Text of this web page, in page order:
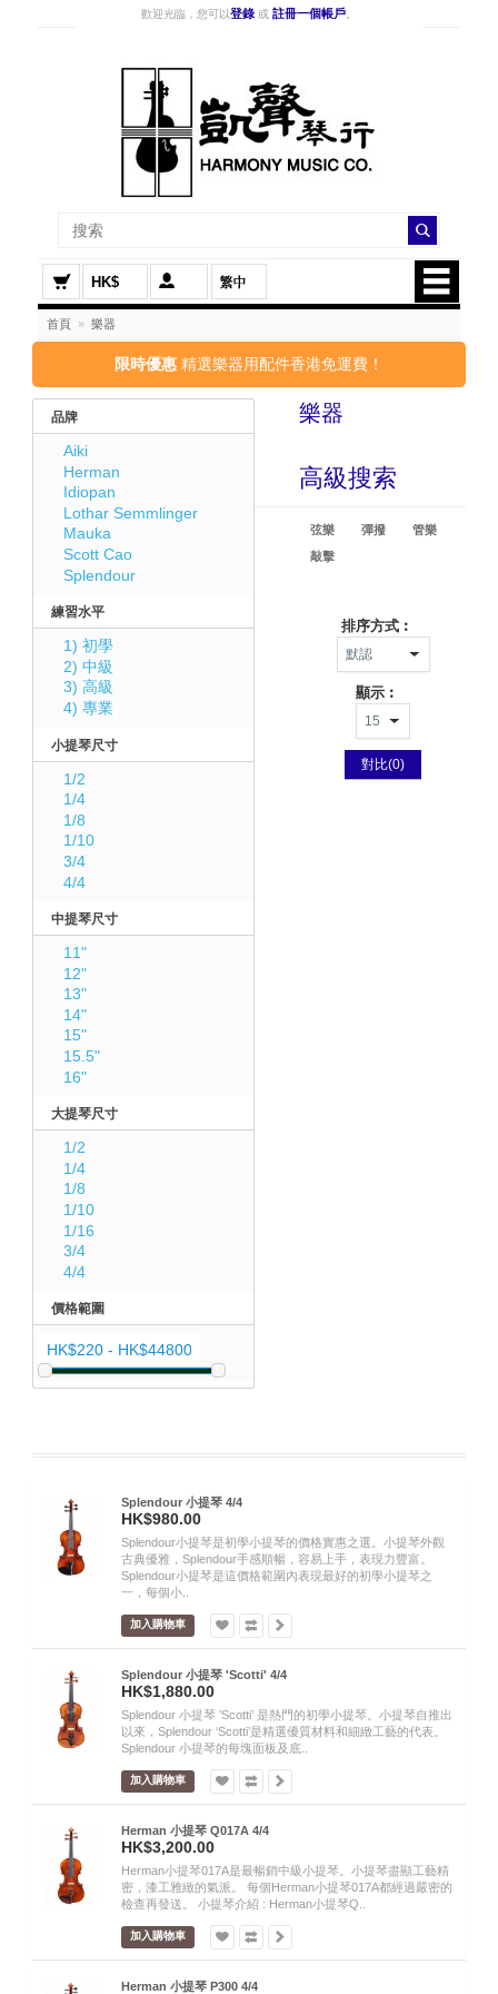
歡迎光臨，您可以登錄 或 註冊一個帳戶
HK$
首頁 » 樂器
限時優惠 精選樂器用配件香港免運費！
品牌
Aiki
Herman
Idiopan
Lothar Semmlinger
Mauka
Scott Cao
Splendour
練習水平
1) 初學
2) 中級
3) 高級
4) 專業
小提琴尺寸
1/2
1/4
1/8
1/10
3/4
4/4
中提琴尺寸
11"
12"
13"
14"
15"
15.5"
16"
大提琴尺寸
1/2
1/4
1/8
1/10
1/16
3/4
4/4
價格範圍
樂器
高級搜索
弦樂 彈撥
管樂
敲擊
排序方式︰
顯示︰
對比(0)
Splendour 小提琴 4/4
HK$980.00
Splendour小提琴是初學小提琴的價格實惠之選。小提琴外觀
古典優雅，Splendour手感順暢，容易上手，表現力豐富。
Splendour小提琴是這價格範圍內表現最好的初學小提琴之
一，每個小..
加入購物車
Splendour 小提琴 'Scotti' 4/4
HK$1,880.00
Splendour 小提琴 ’Scotti’ 是熱門的初學小提琴。小提琴自推出
以來，Splendour ‘Scotti’是精選優質材料和細緻工藝的代表。
Splendour 小提琴的每塊面板及底..
加入購物車
Herman 小提琴 Q017A 4/4
HK$3,200.00
Herman小提琴017A是最暢銷中級小提琴。小提琴盡顯工藝精
密，漆工雅緻的氣派。 每個Herman小提琴017A都經過嚴密的
檢查再發送。 小提琴介紹 : Herman小提琴Q..
加入購物車
Herman 小提琴 P300 4/4